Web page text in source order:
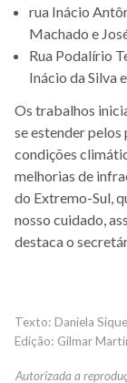
rua Inácio
Machado e
Rua Podalírio
Inácio da Silva
Os trabalhos
se estender pelos
condições
melhorias de
do Extremo-Sul,
nosso cuidado,
destaca o
Daniela
Gilmar